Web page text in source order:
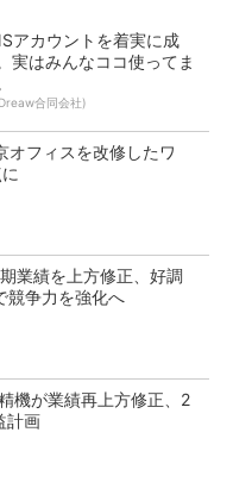
アカウントを着実に成
実はみんなココ使ってま
合同会社)
オフィスを改修したワ
業績を上方修正、好調
競争力を強化へ
機が業績再上方修正、2
計画